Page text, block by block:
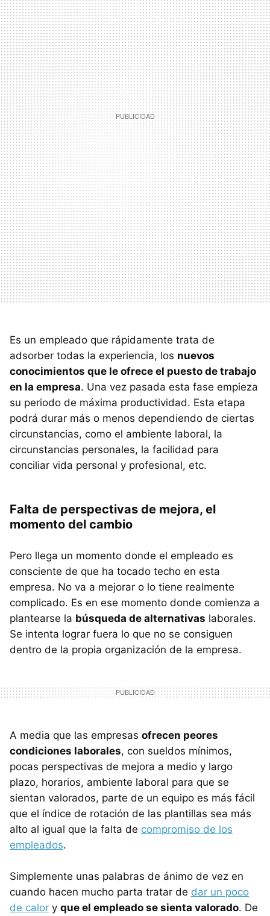
Es un empleado que rápidamente trata de
adsorber todas la experiencia, los nuevos
conocimientos que le ofrece el puesto de trabajo
en la empresa. Una vez pasada esta fase empieza
su periodo de máxima productividad. Esta etapa
podrá durar más o menos dependiendo de ciertas
circunstancias, como el ambiente laboral, la
circunstancias personales, la facilidad para
conciliar vida personal y profesional, etc.
Falta de perspectivas de mejora, el
momento del cambio
Pero llega un momento donde el empleado es
consciente de que ha tocado techo en esta
empresa. No va a mejorar o lo tiene realmente
complicado. Es en ese momento donde comienza a
plantearse la búsqueda de alternativas laborales.
Se intenta lograr fuera lo que no se consiguen
dentro de la propia organización de la empresa.
A media que las empresas ofrecen peores
condiciones laborales, con sueldos mínimos,
pocas perspectivas de mejora a medio y largo
plazo, horarios, ambiente laboral para que se
sientan valorados, parte de un equipo es más fácil
que el índice de rotación de las plantillas sea más
alto al igual que la falta de compromiso de los
empleados.
Simplemente unas palabras de ánimo de vez en
cuando hacen mucho parta tratar de dar un poco
de calor y que el empleado se sienta valorado. De